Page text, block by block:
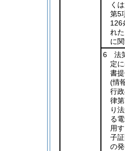
く
第5
126
れ
に
6 法
定
書
(情
行
律
り
る
用
子
の